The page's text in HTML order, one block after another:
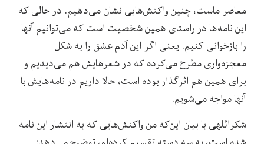
معاصر ماست، چنین واکنش‌هایی نشان می‌دهیم. در حالی که
این نامه‌ها در راستای همین شخصیت است که می‌توانیم آنها
را بازخوانی کنیم. یعنی اگر این آدم عشق را به شکل
معجزه‌واری مطرح می‌کرده که در شعرهایش هم می‌دیدیم و
برای همین هم اثرگذار بوده است، حالا داریم در نامه‌هایش با
آنها مواجه می‌شویم.
شکراللهی با بیان این‌که من واکنش‌هایی که به انتشار این نامه